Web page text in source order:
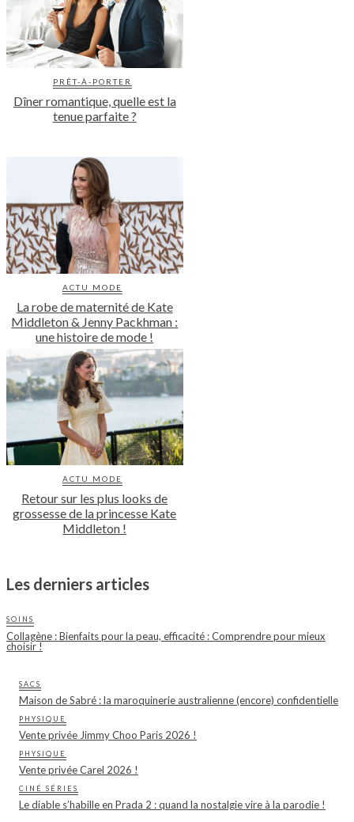
PRÊT-À-PORTER
Dîner romantique, quelle est la
tenue parfaite ?
ACTU MODE
La robe de maternité de Kate
Middleton & Jenny Packhman :
une histoire de mode !
ACTU MODE
Retour sur les plus looks de
grossesse de la princesse Kate
Middleton !
Les derniers articles
SOINS
Collagène : Bienfaits pour la peau, efficacité : Comprendre pour mieux
choisir !
SACS
Maison de Sabré : la maroquinerie australienne (encore) confidentielle
PHYSIQUE
Vente privée Jimmy Choo Paris 2026 !
PHYSIQUE
Vente privée Carel 2026 !
CINÉ SÉRIES
Le diable s’habille en Prada 2 : quand la nostalgie vire à la parodie !